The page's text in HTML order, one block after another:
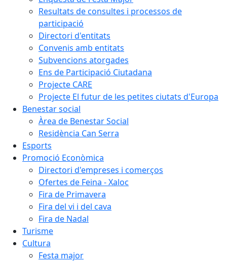
Resultats de consultes i processos de
participació
Directori d'entitats
Convenis amb entitats
Subvencions atorgades
Ens de Participació Ciutadana
Projecte CARE
Projecte El futur de les petites ciutats d'Europa
Benestar social
Àrea de Benestar Social
Residència Can Serra
Esports
Promoció Econòmica
Directori d'empreses i comerços
Ofertes de Feina - Xaloc
Fira de Primavera
Fira del vi i del cava
Fira de Nadal
Turisme
Cultura
Festa major